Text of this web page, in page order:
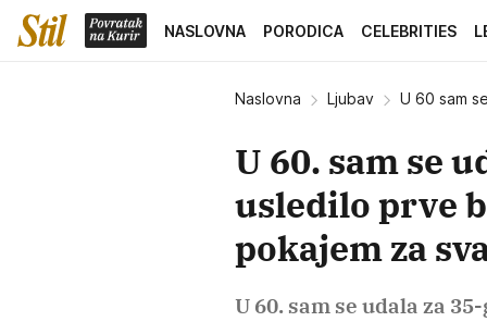
NASLOVNA PORODICA CELEBRITIES
Naslovna Ljubav U 60 sam
U 60. sam se
usledilo prve
pokajem za
U 60. sam se udala za